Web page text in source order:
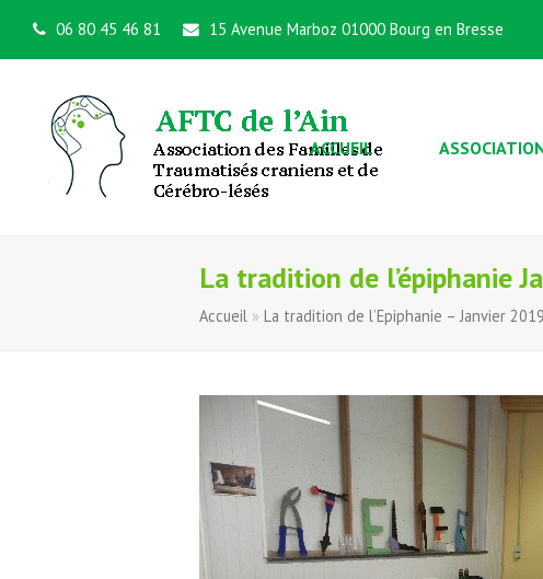
06 80 45 46 81 15 Avenue Marboz 01000 Bourg en Bresse
ACCUEIL
La tradition de l’épiphanie
Accueil » La tradition de l’Epiphanie – Janvier 2019